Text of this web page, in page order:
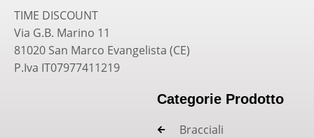
TIME DISCOUNT
Via G.B. Marino 11
81020 San Marco Evangelista (CE)
P.Iva IT07977411219
Categorie Prodotto
Bracciali